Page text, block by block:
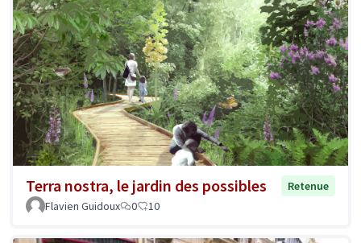
Terra nostra, le jardin des possibles
Retenue
Flavien Guidoux
0 10